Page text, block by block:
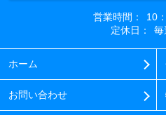
営業時間：
10
定休日：
毎
ホーム
お問い合わせ